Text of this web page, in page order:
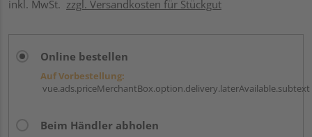
inkl. MwSt. zzgl. Versandkosten für Stückgut
Online bestellen
Auf Vorbestellung:
vue.ads.priceMerchantBox.option.delivery.laterAvailable.subtext
Beim Händler abholen